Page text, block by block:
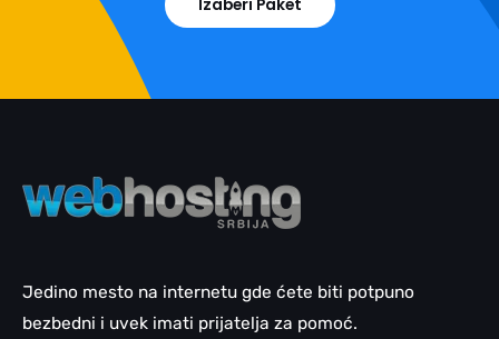
Izaberi Paket
Jedino mesto na internetu gde ćete biti potpuno
bezbedni i uvek imati prijatelja za pomoć.